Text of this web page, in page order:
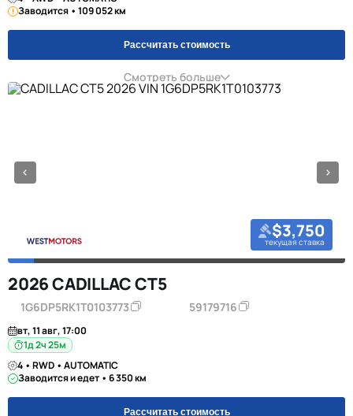
Заводится • 109 052 км
Рассчитать стоимость
Смотреть больше
$3,750
текущая ставка
2026 CADILLAC CT5
1G6DP5RK1T0103773 59179716
вт, 11 авг, 17:00
1д 2ч 25м
4 • RWD • AUTOMATIC
Заводится и едет • 6 350 км
Рассчитать стоимость